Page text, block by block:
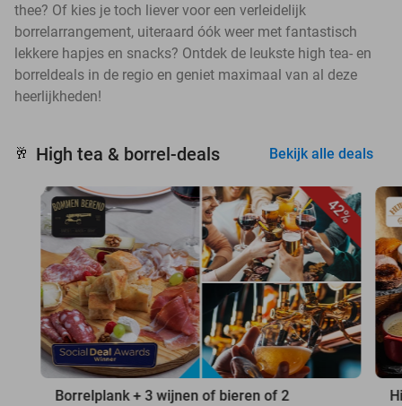
thee? Of kies je toch liever voor een verleidelijk
borrelarrangement, uiteraard óók weer met fantastisch
lekkere hapjes en snacks? Ontdek de leukste high tea- en
borreldeals in de regio en geniet maximaal van al deze
heerlijkheden!
🥂 High tea & borrel-deals Bekijk alle deals
42%
Borrelplank + 3 wijnen of bieren of 2